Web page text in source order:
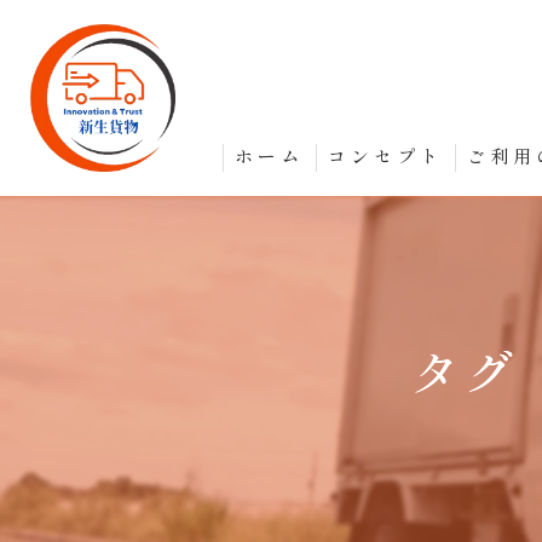
ホーム コンセプト ご利
タグ